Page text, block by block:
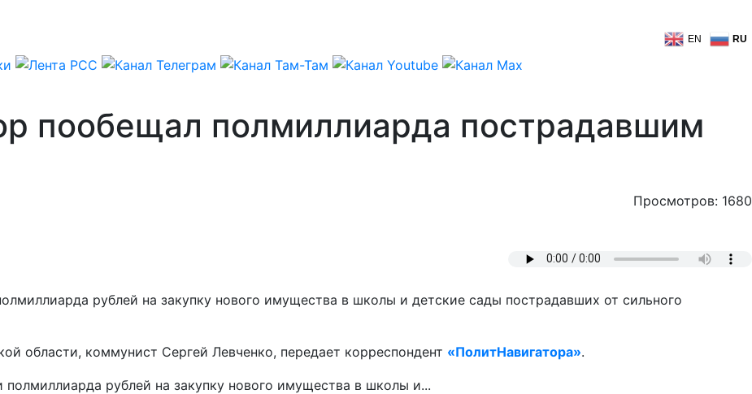
EN RU
пообещал полмиллиарда пострадавшим
Просмотров: 1680
рублей на закупку нового имущества в школы и детские сады пострадавших от сильного
области, коммунист Сергей Левченко, передает корреспондент «ПолитНавигатора».